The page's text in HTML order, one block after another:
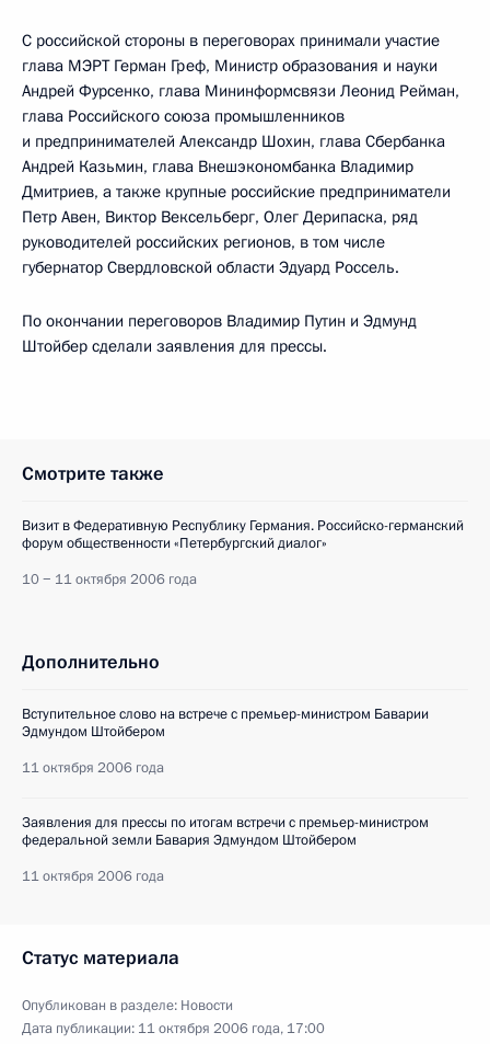
С российской стороны в переговорах принимали участие
глава МЭРТ Герман Греф, Министр образования и науки
Андрей Фурсенко, глава Мининформсвязи Леонид Рейман,
глава Российского союза промышленников
и предпринимателей Александр Шохин, глава Сбербанка
Андрей Казьмин, глава Внешэкономбанка Владимир
Дмитриев, а также крупные российские предприниматели
Петр Авен, Виктор Вексельберг, Олег Дерипаска, ряд
руководителей российских регионов, в том числе
губернатор Свердловской области Эдуард Россель.
По окончании переговоров Владимир Путин и Эдмунд
Штойбер сделали заявления для прессы.
Смотрите также
Визит в Федеративную Республику Германия. Российско-германский
форум общественности «Петербургский диалог»
10 − 11 октября 2006 года
Дополнительно
Вступительное слово на встрече с премьер-министром Баварии
Эдмундом Штойбером
11 октября 2006 года
Заявления для прессы по итогам встречи с премьер-министром
федеральной земли Бавария Эдмундом Штойбером
11 октября 2006 года
Статус материала
Опубликован в разделе: Новости
Дата публикации: 11 октября 2006 года, 17:00